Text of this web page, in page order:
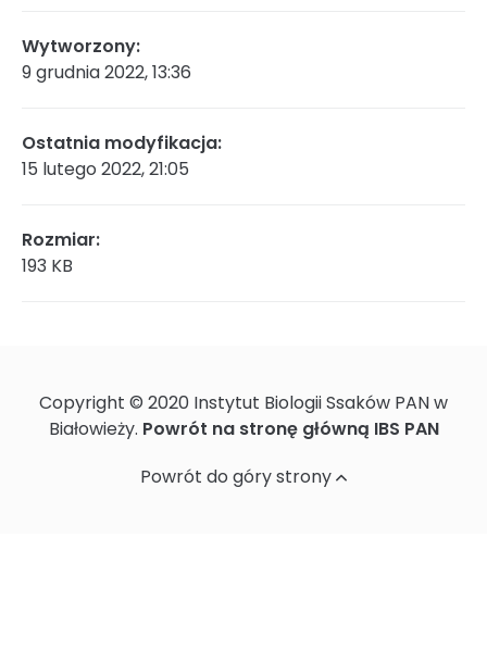
Szkoła doktorska Bioplanet
Konkursy na stanowiska
Zamówienia publiczne
Ochrona danych osobowych
Wytworzony:
9 grudnia 2022, 13:36
Ostatnia modyfikacja:
15 lutego 2022, 21:05
Rozmiar:
193 KB
Copyright © 2020 Instytut Biologii Ssaków PAN w
Białowieży. Powrót na stronę główną IBS PAN
Powrót do góry strony